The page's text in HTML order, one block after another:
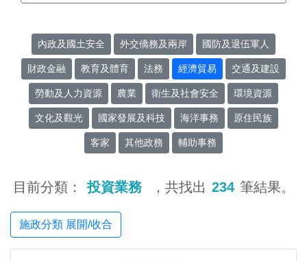
內政及國土安全 外交僑務及兩岸 國防及退伍軍人
財政金融 教育及體育 法務 經濟貿易 交通及建設
勞動及人力資源 農業 衛生及社會安全 環境資源
文化及觀光 國家發展及科技 海洋事務 原住民族
客家 其他政務 輔助事務
目前分類： 投資業務 ，共找出 234 筆結果。
施政分類 展開/收合